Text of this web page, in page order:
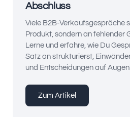
Abschluss
Viele B2B-Verkaufsgespräche
Produkt, sondern an fehlender
Lerne und erfahre, wie Du
Satz an strukturierst,
und Entscheidungen auf
Zum Artikel